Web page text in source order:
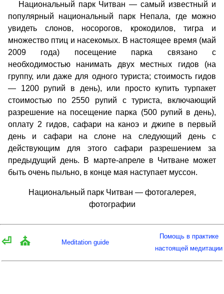
Национальный парк Читван — самый известный и
популярный национальный парк Непала, где можно
увидеть слонов, носорогов, крокодилов, тигра и
множество птиц и насекомых. В настоящее время (май
2009 года) посещение парка связано с
необходимостью нанимать двух местных гидов (на
группу, или даже для одного туриста; стоимость гидов
— 1200 рупий в день), или просто купить турпакет
стоимостью по 2550 рупий с туриста, включающий
разрешение на посещение парка (500 рупий в день),
оплату 2 гидов, сафари на каноэ и джипе в первый
день и сафари на слоне на следующий день с
действующим для этого сафари разрешением за
предыдущий день. В марте-апреле в Читване может
быть очень пыльно, в конце мая наступает муссон.
Национальный парк Читван — фотогалерея,
фотографии
⏎ ⛪ Meditation guide
Помощь в практике
настоящей медитации